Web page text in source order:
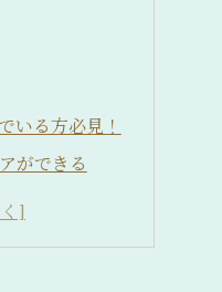
いる方必見！
ができる
進！